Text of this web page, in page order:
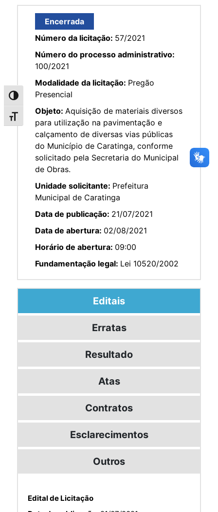
Alternar alto contraste
Alternar tamanho da fonte
Encerrada
Número da licitação: 57/2021
Número do processo administrativo:
100/2021
Modalidade da licitação: Pregão
Presencial
Objeto: Aquisição de materiais diversos
para utilização na pavimentação e
calçamento de diversas vias públicas
do Município de Caratinga, conforme
solicitado pela Secretaria do Municipal
de Obras.
Unidade solicitante: Prefeitura
Municipal de Caratinga
Data de publicação: 21/07/2021
Data de abertura: 02/08/2021
Horário de abertura: 09:00
Fundamentação legal: Lei 10520/2002
Editais
Erratas
Resultado
Atas
Contratos
Esclarecimentos
Outros
Edital de Licitação